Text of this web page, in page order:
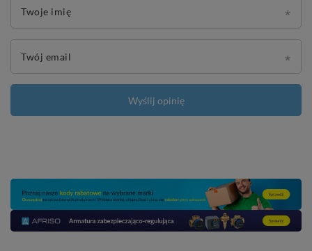
Twoje imię
Twój email
Wyślij opinię